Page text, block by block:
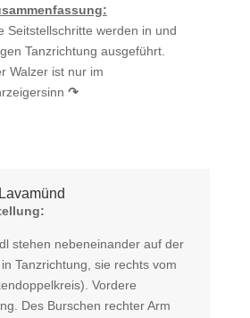
Seitstellschritte werden in und
Tanzrichtung ausgeführt.
Walzer ist nur im
↷
stehen nebeneinander auf der
Tanzrichtung, sie rechts vom
Vordere
Des Burschen rechter Arm